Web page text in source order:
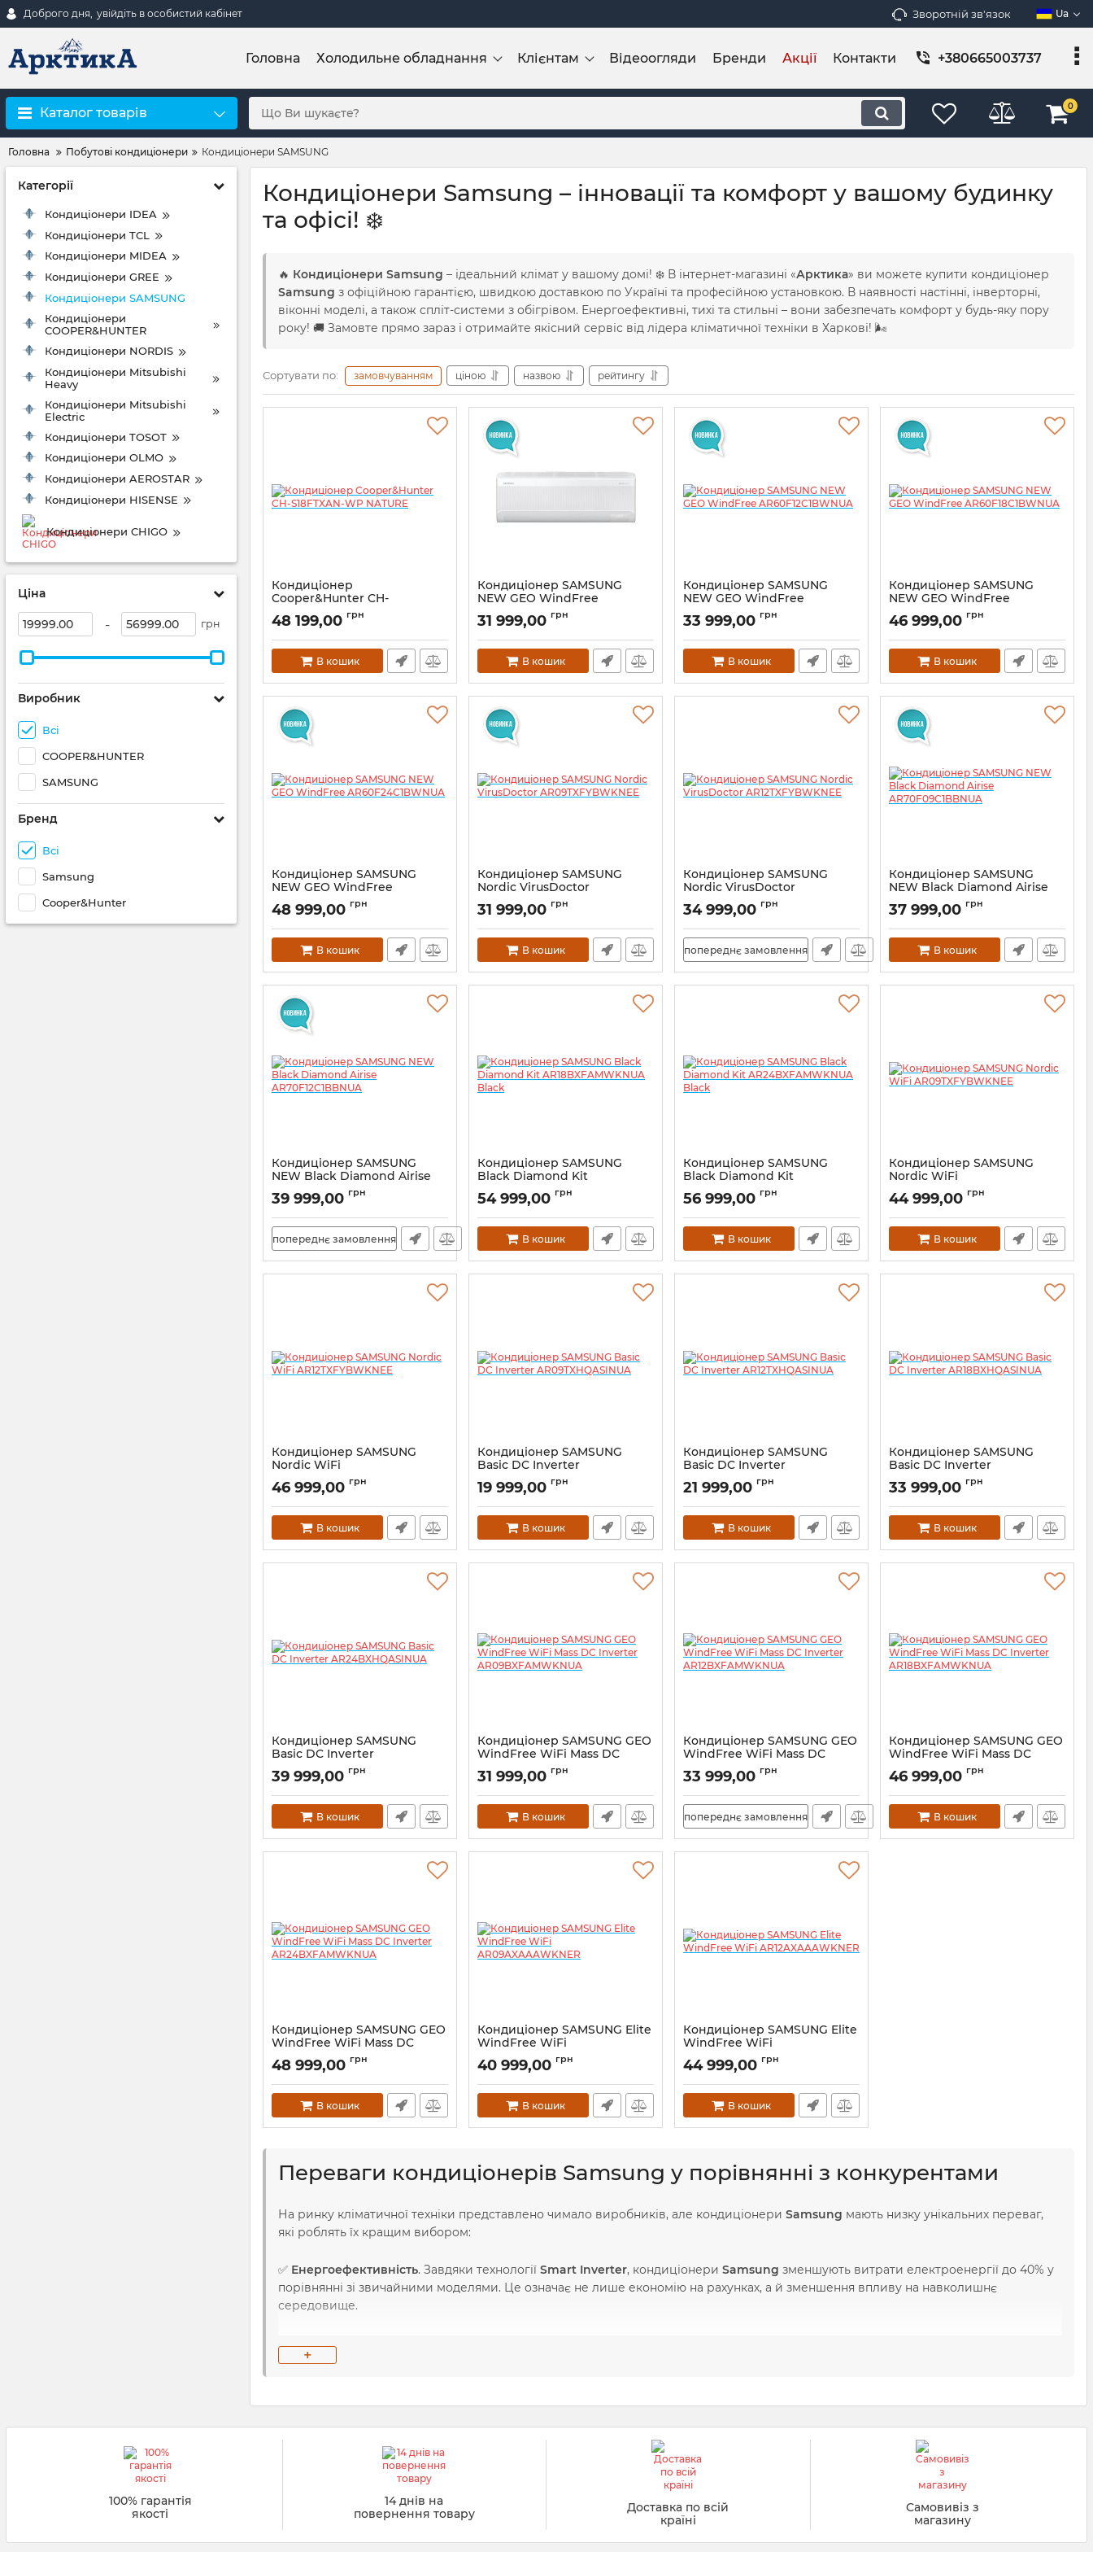
Доброго дня, увійдіть в особистий кабінет Зворотній зв'язок Ua
Головна Холодильне обладнання Клієнтам Відеоогляди Бренди Акції Контакти +380665003737
Каталог товарів 0
Головна Побутові кондиціонери Кондиціонери SAMSUNG
Категорії
Кондиціонери IDEA
Кондиціонери TCL
Кондиціонери MIDEA
Кондиціонери GREE
Кондиціонери SAMSUNG
Кондиціонери
COOPER&HUNTER
Кондиціонери NORDIS
Кондиціонери Mitsubishi
Heavy
Кондиціонери Mitsubishi
Electric
Кондиціонери TOSOT
Кондиціонери OLMO
Кондиціонери AEROSTAR
Кондиціонери HISENSE
Кондиціонери CHIGO
Ціна
- грн
Виробник
Всі
COOPER&HUNTER
SAMSUNG
Бренд
Всі
Samsung
Cooper&Hunter
Кондиціонери Samsung – інновації та комфорт у вашому будинку
та офісі! ❄️
🔥 Кондиціонери Samsung – ідеальний клімат у вашому домі! ❄️ В інтернет-магазині «Арктика» ви можете купити кондиціонер
Samsung з офіційною гарантією, швидкою доставкою по Україні та професійною установкою. В наявності настінні, інверторні,
віконні моделі, а також спліт-системи з обігрівом. Енергоефективні, тихі та стильні – вони забезпечать комфорт у будь-яку пору
року! 🚚 Замовте прямо зараз і отримайте якісний сервіс від лідера кліматичної техніки в Харкові! 🌬️
Сортувати по: замовчуванням ціною назвою рейтингу
Кондиціонер
Cooper&Hunter CH-
S18FTXAN-WP NATURE
48 199,00 грн
В кошик
Кондиціонер SAMSUNG
NEW GEO WindFree
AR60F09C1BWNUA
31 999,00 грн
В кошик
Кондиціонер SAMSUNG
NEW GEO WindFree
AR60F12C1BWNUA
33 999,00 грн
В кошик
Кондиціонер SAMSUNG
NEW GEO WindFree
AR60F18C1BWNUA
46 999,00 грн
В кошик
Кондиціонер SAMSUNG
NEW GEO WindFree
AR60F24C1BWNUA
48 999,00 грн
В кошик
Кондиціонер SAMSUNG
Nordic VirusDoctor
AR09TXFYBWKNEE
31 999,00 грн
В кошик
Кондиціонер SAMSUNG
Nordic VirusDoctor
AR12TXFYBWKNEE
34 999,00 грн
попереднє замовлення
Кондиціонер SAMSUNG
NEW Black Diamond Airise
AR70F09C1BBNUA
37 999,00 грн
В кошик
Кондиціонер SAMSUNG
NEW Black Diamond Airise
AR70F12C1BBNUA
39 999,00 грн
попереднє замовлення
Кондиціонер SAMSUNG
Black Diamond Kit
AR18BXFAMWKNUA Black
54 999,00 грн
В кошик
Кондиціонер SAMSUNG
Black Diamond Kit
AR24BXFAMWKNUA Black
56 999,00 грн
В кошик
Кондиціонер SAMSUNG
Nordic WiFi
AR09TXFYBWKNEE
44 999,00 грн
В кошик
Кондиціонер SAMSUNG
Nordic WiFi
AR12TXFYBWKNEE
46 999,00 грн
В кошик
Кондиціонер SAMSUNG
Basiс DC Inverter
AR09TXHQASINUA
19 999,00 грн
В кошик
Кондиціонер SAMSUNG
Basiс DC Inverter
AR12TXHQASINUA
21 999,00 грн
В кошик
Кондиціонер SAMSUNG
Basiс DC Inverter
AR18BXHQASINUA
33 999,00 грн
В кошик
Кондиціонер SAMSUNG
Basiс DC Inverter
AR24BXHQASINUA
39 999,00 грн
В кошик
Кондиціонер SAMSUNG GEO
WindFree WiFi Mass DC
Inverter AR09BXFAMWKNUA
31 999,00 грн
В кошик
Кондиціонер SAMSUNG GEO
WindFree WiFi Mass DC
Inverter AR12BXFAMWKNUA
33 999,00 грн
попереднє замовлення
Кондиціонер SAMSUNG GEO
WindFree WiFi Mass DC
Inverter AR18BXFAMWKNUA
46 999,00 грн
В кошик
Кондиціонер SAMSUNG GEO
WindFree WiFi Mass DC
Inverter AR24BXFAMWKNUA
48 999,00 грн
В кошик
Кондиціонер SAMSUNG Elite
WindFree WiFi
AR09AXAAAWKNER
40 999,00 грн
В кошик
Кондиціонер SAMSUNG Elite
WindFree WiFi
AR12AXAAAWKNER
44 999,00 грн
В кошик
Переваги кондиціонерів Samsung у порівнянні з конкурентами
На ринку кліматичної техніки представлено чимало виробників, але кондиціонери Samsung мають низку унікальних переваг,
які роблять їх кращим вибором:
✅ Енергоефективність. Завдяки технології Smart Inverter, кондиціонери Samsung зменшують витрати електроенергії до 40% у
порівнянні зі звичайними моделями. Це означає не лише економію на рахунках, а й зменшення впливу на навколишнє
середовище.
✅Передові технології очищення повітря
бактерій, вірусів і алергенів, забезпечуючи чисте та свіже повітря у приміщенні.
Інтелектуальне керування
дає змогу керувати кондиціонером через смартфон, налаштовувати режими
роботи та слідкувати за споживанням енергії.
Тиха робота. КондиціонериSamsung працюють практично безшумно – рівень шуму може становити всього19 дБ
особливо важливо для спалень, дитячих кімнат та офісів.
+
100% гарантія
якості
14 днів на
повернення товару
Доставка по всій
країні
Самовивіз з
магазину